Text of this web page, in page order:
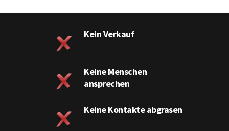
Kein Verkauf
Keine Menschen
ansprechen
Keine Kontakte abgrasen